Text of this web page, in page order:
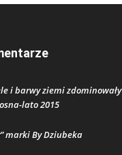
i barwy ziemi zdominowały
lato 2015
marki By Dziubeka